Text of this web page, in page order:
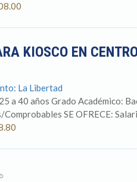
KIOSCO EN
La Libertad
a 40 años Grado Académico:
SE OFRECE: